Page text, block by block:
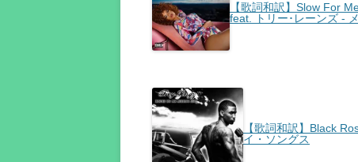
【歌詞和訳】Slow For
feat. トリー･レーンズ -
【歌詞和訳】Black
イ・ソングス